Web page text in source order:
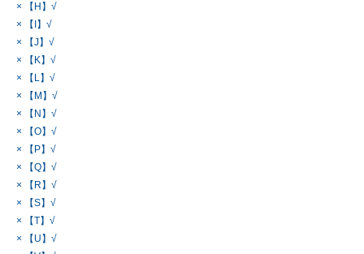
× 【H】√
× 【I】√
× 【J】√
× 【K】√
× 【L】√
× 【M】√
× 【N】√
× 【O】√
× 【P】√
× 【Q】√
× 【R】√
× 【S】√
× 【T】√
× 【U】√